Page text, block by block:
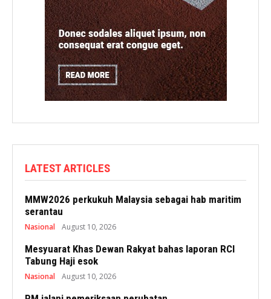
LATEST ARTICLES
MMW2026 perkukuh Malaysia sebagai hab maritim
serantau
Nasional August 10, 2026
Mesyuarat Khas Dewan Rakyat bahas laporan RCI
Tabung Haji esok
Nasional August 10, 2026